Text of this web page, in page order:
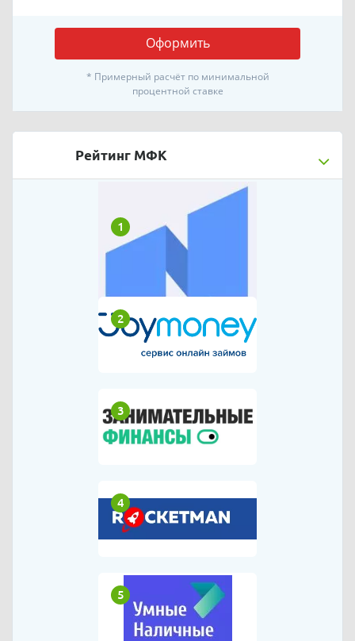
Оформить
* Примерный расчёт по минимальной
процентной ставке
Рейтинг МФК
1
2
3
4
5